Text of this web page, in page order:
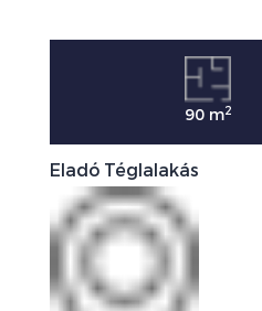
90 m2
Eladó Téglalakás